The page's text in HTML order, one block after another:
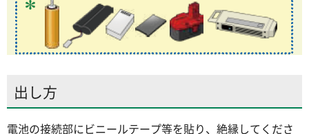
出し方
電池の接続部にビニールテープ等を貼り、絶縁してくださ